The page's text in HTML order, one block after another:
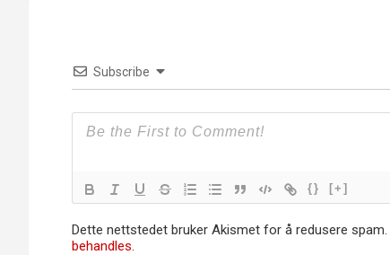
Subscribe
{} [+]
Dette nettstedet bruker Akismet for å redusere spam.
behandles.